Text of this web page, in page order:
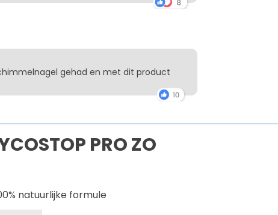
gehad en met dit product
PRO ZO
natuurlijke formule